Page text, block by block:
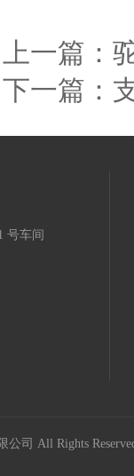
上一篇：
下一篇：
号车间
公司 All Rights